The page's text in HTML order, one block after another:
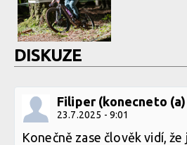
DISKUZE
Filiper (konecneto
23.7.2025 - 9:01
Konečně zase člověk vidí,